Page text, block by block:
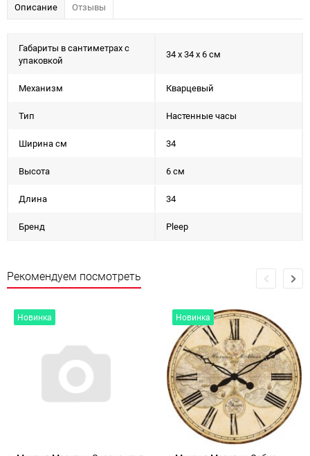
Описание Отзывы
Габариты в сантиметрах с
упаковкой
34 x 34 x 6 см
Механизм Кварцевый
Тип Настенные часы
Ширина см 34
Высота 6 см
Длина 34
Бренд Pleep
Рекомендуем посмотреть
Новинка Новинка